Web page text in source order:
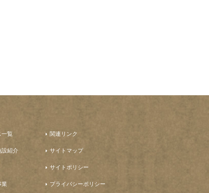
一覧
設紹介
業
関連リンク
サイトマップ
サイトポリシー
プライバシーポリシー